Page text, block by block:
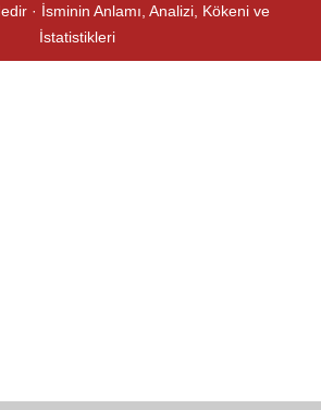
· İsminin Anlamı, Analizi, Kökeni ve
İstatistikleri